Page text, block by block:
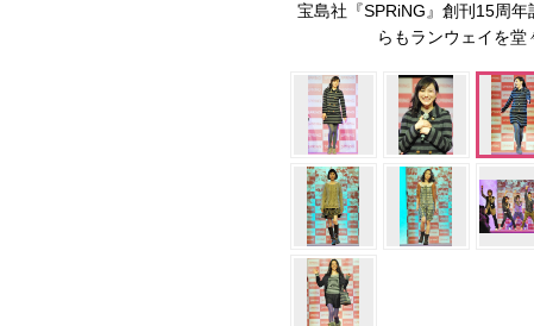
宝島社『SPRiNG』創刊15周
らもランウェイを